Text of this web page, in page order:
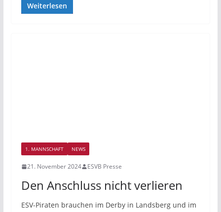
Weiterlesen
1. MANNSCHAFT NEWS
21. November 2024 ESVB Presse
Den Anschluss nicht verlieren
ESV-Piraten brauchen im Derby in Landsberg und im